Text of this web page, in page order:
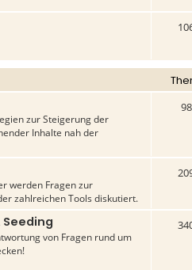
zur Steigerung der
Inhalte nah der
werden Fragen zur
zahlreichen Tools diskutiert.
von Fragen rund um